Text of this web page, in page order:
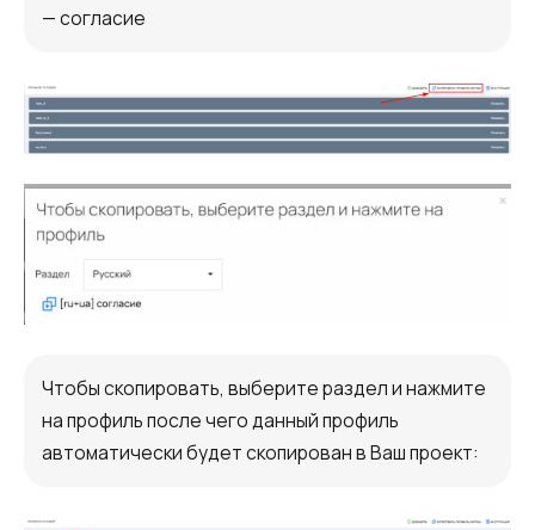
— согласие
Чтобы скопировать, выберите раздел и нажмите
на профиль после чего данный профиль
автоматически будет скопирован в Ваш проект: